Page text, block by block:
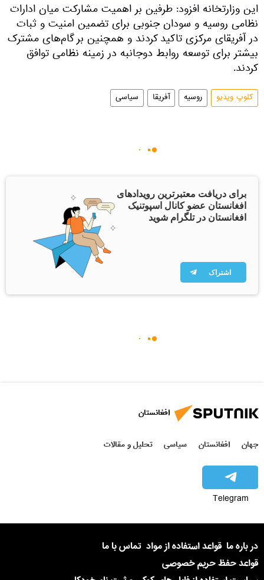
این وزارتخانه افزود: طرفین بر اهمیت مشارکت میان ادارات
نظامی روسیه و سودان جنوبی برای تضمین امنیت و ثبات
در آفریقای مرکزی تاکید کردند و همچنین بر گام‌های مشترک
بیشتر برای توسعه روابط دوجانبه در زمینه نظامی توافق
کردند.
کلوپ ویدیو روسیه آفریقا سیاسی
برای دریافت معتبرترین رویدادهای
افغانستان عضو کانال اسپوتنیک
افغانستان در تلگرام شوید
اشتراک
افغانستان
جهان افغانستان سیاسی تحلیل و مقالات
Telegram
در باره ما قواعد استفاده از مواد تماس با ما
قواعد حفظ حریم خصوصی